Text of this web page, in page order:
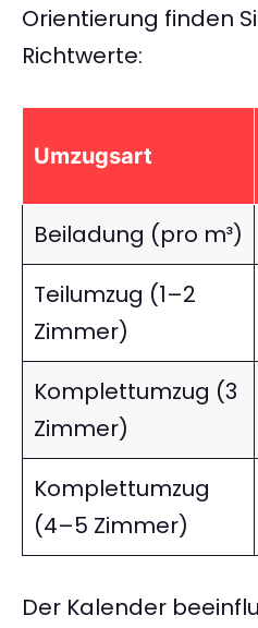
Orientierung finden
Richtwerte:
Umzugsart
Beiladung (pro m³)
Teilumzug (1–2
Zimmer)
Komplettumzug (3
Zimmer)
Komplettumzug
(4–5 Zimmer)
Der Kalender